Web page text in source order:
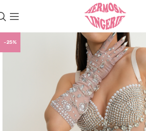
-25%